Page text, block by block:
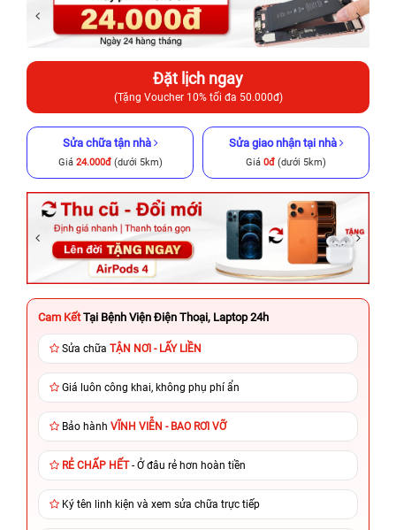
Đặt lịch ngay
(Tặng Voucher 10% tối đa 50.000đ)
Sửa chữa tận nhà
Giá 24.000đ(dưới 5km)
Sửa giao nhận tại nhà
Giá 0đ (dưới 5km)
Cam Kết Tại Bệnh Viện Điện Thoại, Laptop 24h
Sửa chữa TẬN NƠI - LẤY LIỀN
Giá luôn công khai, không phụ phí ẩn
Bảo hành VĨNH VIỄN - BAO RƠI VỠ
RẺ CHẤP HẾT- Ở đâu rẻ hơn hoàn tiền
Ký tên linh kiện và xem sửa chữa trực tiếp